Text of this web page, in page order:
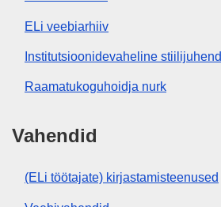
ELi veebiarhiiv
Institutsioonidevaheline stiilijuhend
Raamatukoguhoidja nurk
Vahendid
(ELi töötajate) kirjastamisteenused